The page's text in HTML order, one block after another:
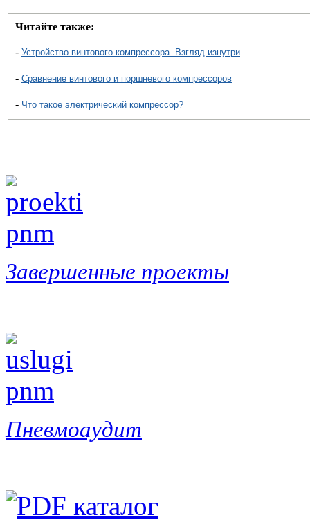
Читайте также:
- Устройство винтового компрессора. Взгляд изнутри
- Сравнение винтового и поршневого компрессоров
- Что такое электрический компрессор?
Завершенные проекты
Пневмоаудит